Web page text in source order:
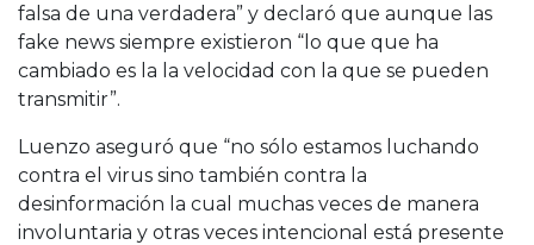
falsa de una verdadera” y declaró que aunque las
fake news siempre existieron “lo que que ha
cambiado es la la velocidad con la que se pueden
transmitir”.
Luenzo aseguró que “no sólo estamos luchando
contra el virus sino también contra la
desinformación la cual muchas veces de manera
involuntaria y otras veces intencional está presente